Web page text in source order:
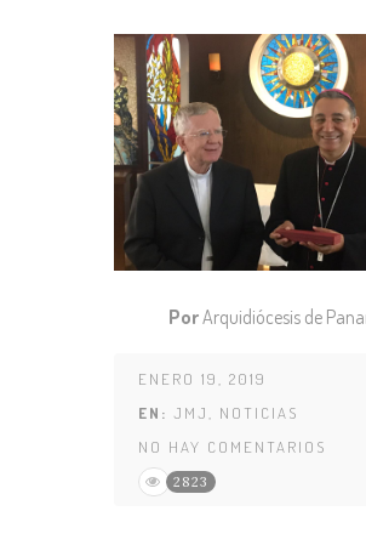
PorArquidiócesis de
ENERO 19, 2019
EN: JMJ
NOTICIAS
NO HAY COMENTARIOS
2823